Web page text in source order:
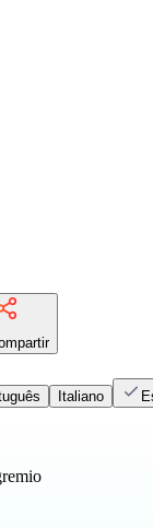
Italiano